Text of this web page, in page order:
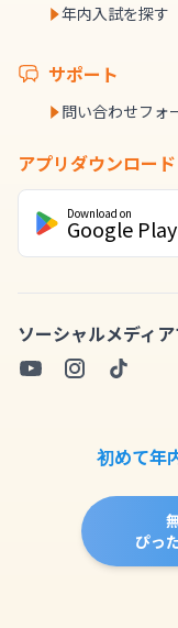
年内入試を探す
サポート
問い合わせフォ
アプリダウンロード
Download on
Google Play
ソーシャルメディ
初めて年
ぴっ